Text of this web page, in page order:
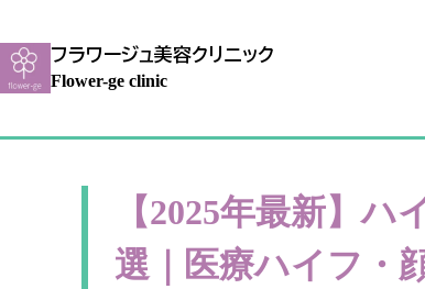
フラワージュ美容クリニック
Flower-ge clinic
【2025年最新】
選｜医療ハイフ・